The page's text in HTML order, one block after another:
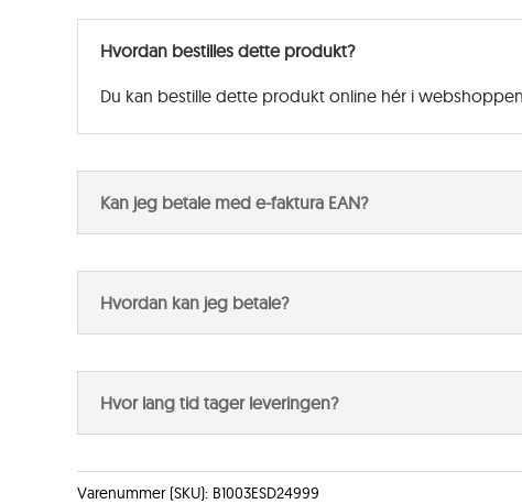
Hvordan bestilles dette produkt?
Du kan bestille dette produkt online hér i
Kan jeg betale med e-faktura EAN?
Hvordan kan jeg betale?
Hvor lang tid tager leveringen?
Varenummer (SKU): B1003ESD24999